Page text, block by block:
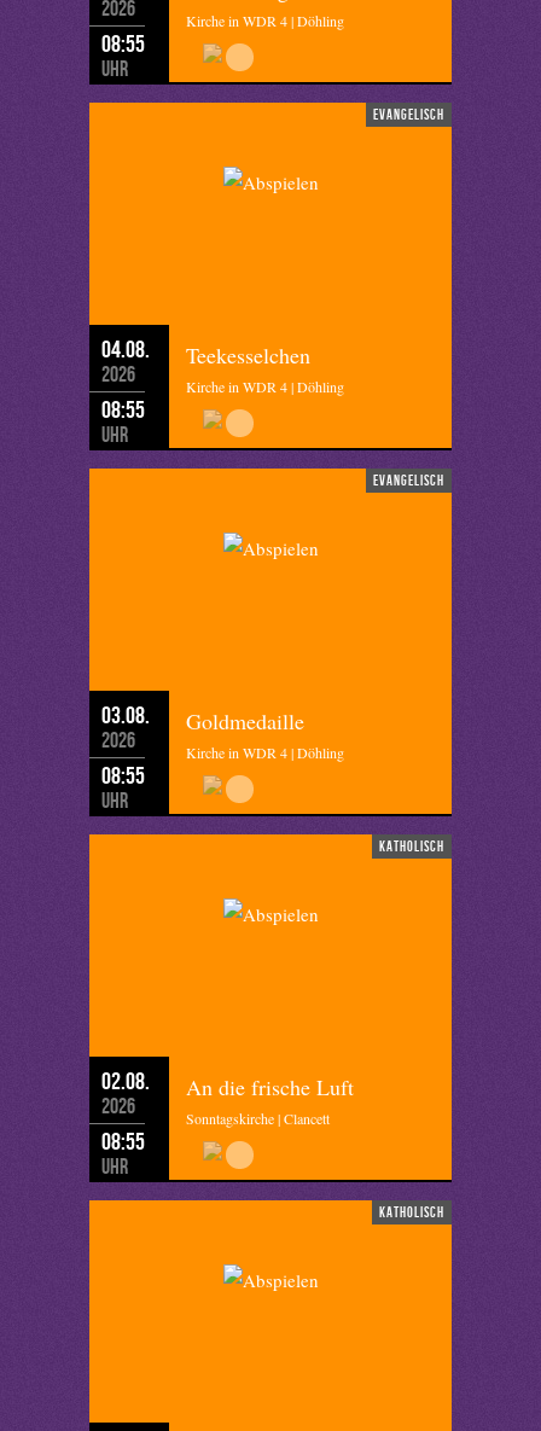
2026
08:55
Uhr
Kirche in WDR 4 | Döhling
evangelisch
04.08.
2026
08:55
Uhr
Teekesselchen
Kirche in WDR 4 | Döhling
evangelisch
03.08.
2026
08:55
Uhr
Goldmedaille
Kirche in WDR 4 | Döhling
katholisch
02.08.
2026
08:55
Uhr
An die frische Luft
Sonntagskirche | Clancett
katholisch